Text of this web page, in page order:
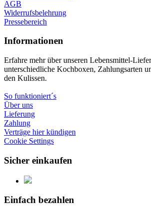
AGB
Widerrufsbelehrung
Pressebereich
Informationen
Erfahre mehr über unseren Lebensmittel-
unterschiedliche Kochboxen, Zahlungsarten
den Kulissen.
So funktioniert´s
Über uns
Lieferung
Zahlung
Verträge hier kündigen
Cookie Settings
Sicher einkaufen
Einfach bezahlen